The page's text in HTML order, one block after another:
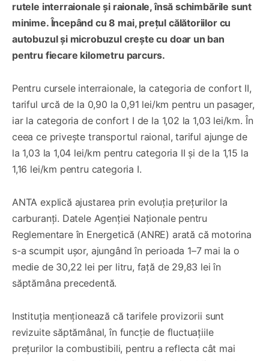
rutele interraionale și raionale, însă schimbările sunt
minime. Începând cu 8 mai, prețul călătoriilor cu
autobuzul și microbuzul crește cu doar un ban
pentru fiecare kilometru parcurs.
Pentru cursele interraionale, la categoria de confort II,
tariful urcă de la 0,90 la 0,91 lei/km pentru un pasager,
iar la categoria de confort I de la 1,02 la 1,03 lei/km. În
ceea ce privește transportul raional, tariful ajunge de
la 1,03 la 1,04 lei/km pentru categoria II și de la 1,15 la
1,16 lei/km pentru categoria I.
ANTA explică ajustarea prin evoluția prețurilor la
carburanți. Datele Agenției Naționale pentru
Reglementare în Energetică (ANRE) arată că motorina
s-a scumpit ușor, ajungând în perioada 1–7 mai la o
medie de 30,22 lei per litru, față de 29,83 lei în
săptămâna precedentă.
Instituția menționează că tarifele provizorii sunt
revizuite săptămânal, în funcție de fluctuațiile
prețurilor la combustibili, pentru a reflecta cât mai